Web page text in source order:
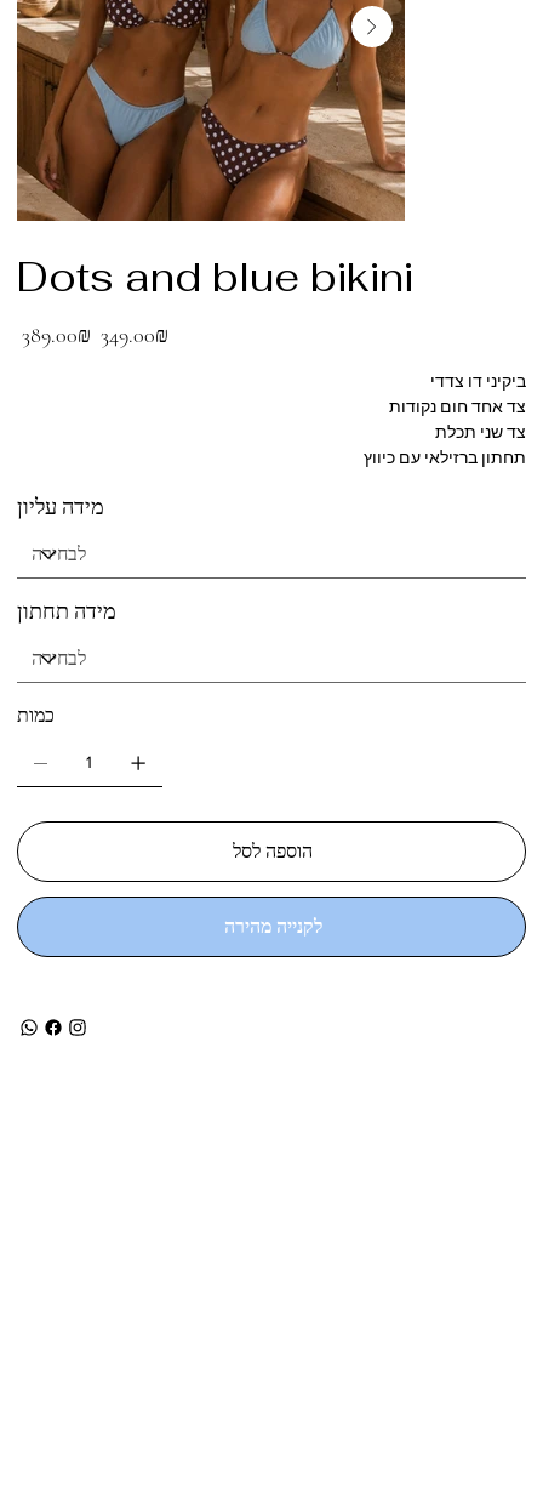
Dots and blue bikini
מקורי
‏389.00 ‏₪
מבצע
‏349.00 ‏₪
ביקיני דו צדדי
צד אחד חום נקודות
צד שני תכלת
תחתון ברזילאי עם כיווץ
מידה עליון
מידה תחתון
כמות
הוספה לסל
לקנייה מהירה